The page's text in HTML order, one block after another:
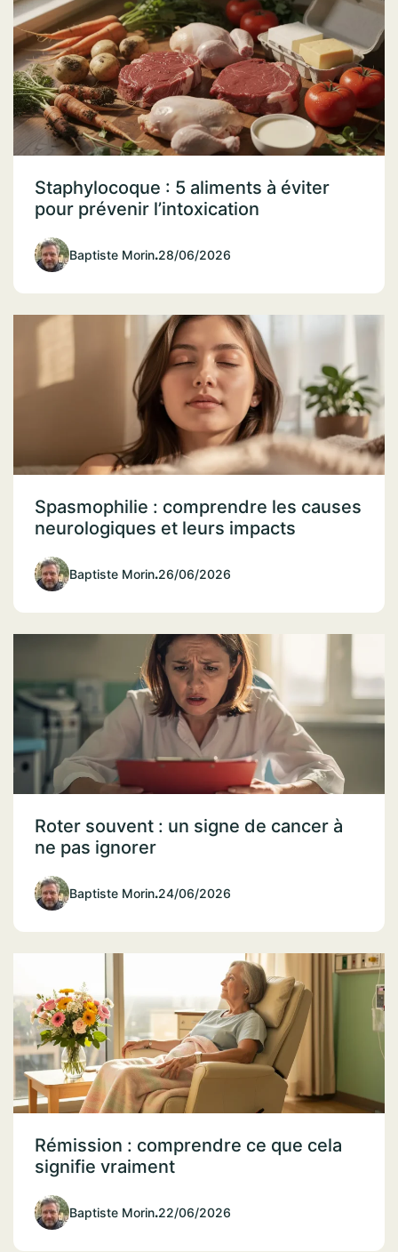
Staphylocoque : 5 aliments à éviter
pour prévenir l’intoxication
Baptiste Morin.28/06/2026
Spasmophilie : comprendre les causes
neurologiques et leurs impacts
Baptiste Morin.26/06/2026
Roter souvent : un signe de cancer à
ne pas ignorer
Baptiste Morin.24/06/2026
Rémission : comprendre ce que cela
signifie vraiment
Baptiste Morin.22/06/2026